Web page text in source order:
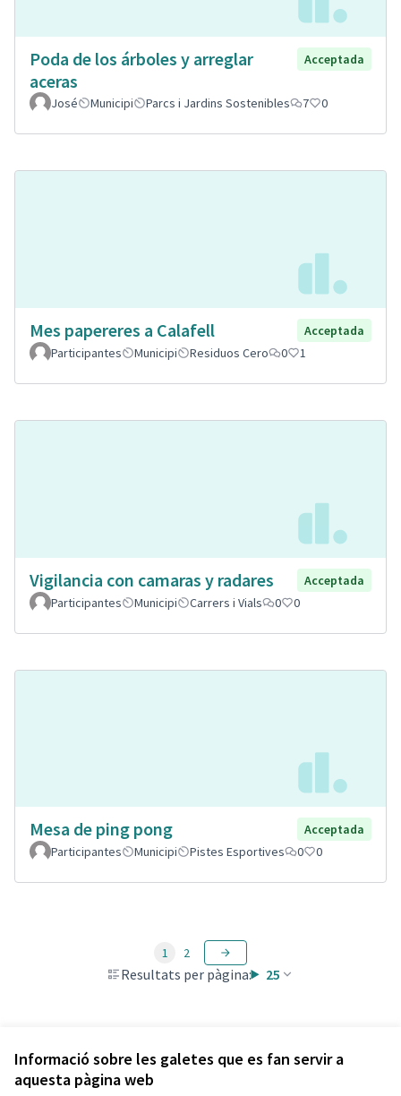
Informació sobre les galetes que es fan servir a
aquesta pàgina web
Poda de los árboles y arreglar
aceras
Acceptada
José Municipi Parcs i Jardins Sostenibles 7 0
Mes papereres a Calafell
Acceptada
Participantes
Municipi Residuos Cero 0 1
Vigilancia con camaras y radares
Acceptada
Participantes
Municipi Carrers i Vials 0 0
Mesa de ping pong
Acceptada
Participantes
Municipi Pistes Esportives 0 0
Resultats per pàgina: 25
1 2
Veure totes les propostes retirades